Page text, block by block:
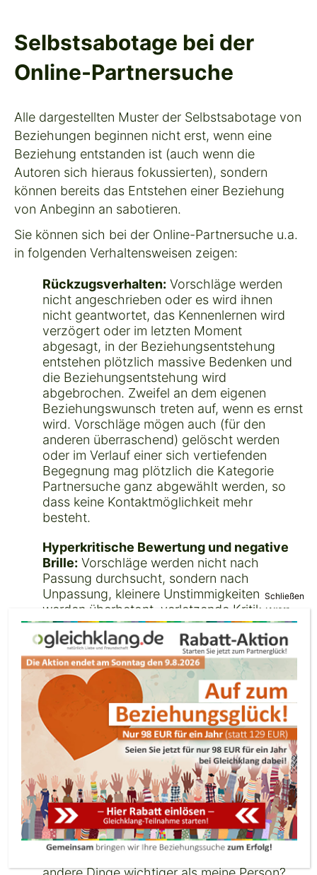
Selbstsabotage bei der
Online-Partnersuche
Alle dargestellten Muster der Selbstsabotage von
Beziehungen beginnen nicht erst, wenn eine
Beziehung entstanden ist (auch wenn die
Autoren sich hieraus fokussierten), sondern
können bereits das Entstehen einer Beziehung
von Anbeginn an sabotieren.
Sie können sich bei der Online-Partnersuche u.a.
in folgenden Verhaltensweisen zeigen:
Rückzugsverhalten: Vorschläge werden
nicht angeschrieben oder es wird ihnen
nicht geantwortet, das Kennenlernen wird
verzögert oder im letzten Moment
abgesagt, in der Beziehungsentstehung
entstehen plötzlich massive Bedenken und
die Beziehungsentstehung wird
abgebrochen. Zweifel an dem eigenen
Beziehungswunsch treten auf, wenn es ernst
wird. Vorschläge mögen auch (für den
anderen überraschend) gelöscht werden
oder im Verlauf einer sich vertiefenden
Begegnung mag plötzlich die Kategorie
Partnersuche ganz abgewählt werden, so
dass keine Kontaktmöglichkeit mehr
besteht.
Hyperkritische Bewertung und negative
Brille: Vorschläge werden nicht nach
Passung durchsucht, sondern nach
Unpassung, kleinere Unstimmigkeiten
werden überbetont, verletzende Kritik wird
geäußert, schon in der Kennenlernphase
werden Methoden der Beeinflussung und
Machtausübung eingesetzt. Meistens stößt
man damit Online auf wenig Gegenliebe und
die Kontakte brechen ab. Ist die andere
Seite beeinflussbar, mögen Kontakte
fortbestehen oder sogar Beziehungen
entstehen, die aber kaum auf eine reife und
beidseitige Basis kommen und meistens
dann doch nicht lange von Bestand sind.
Abhängige Muster, Kontrolle und
Eifersucht:Wieso erfolgt die Antwort nicht
sofort? Wird noch mit anderen
kommuniziert? Warum will er oder sie sich